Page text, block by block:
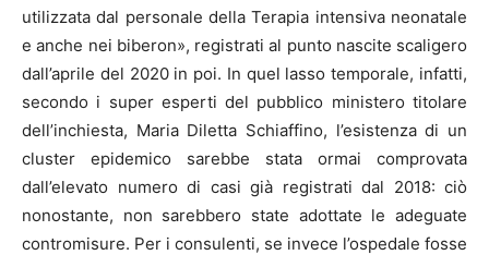
utilizzata dal personale della Terapia intensiva neonatale
e anche nei biberon», registrati al punto nascite scaligero
dall’aprile del 2020 in poi. In quel lasso temporale, infatti,
secondo i super esperti del pubblico ministero titolare
dell’inchiesta, Maria Diletta Schiaffino, l’esistenza di un
cluster epidemico sarebbe stata ormai comprovata
dall’elevato numero di casi già registrati dal 2018: ciò
nonostante, non sarebbero state adottate le adeguate
contromisure. Per i consulenti, se invece l’ospedale fosse